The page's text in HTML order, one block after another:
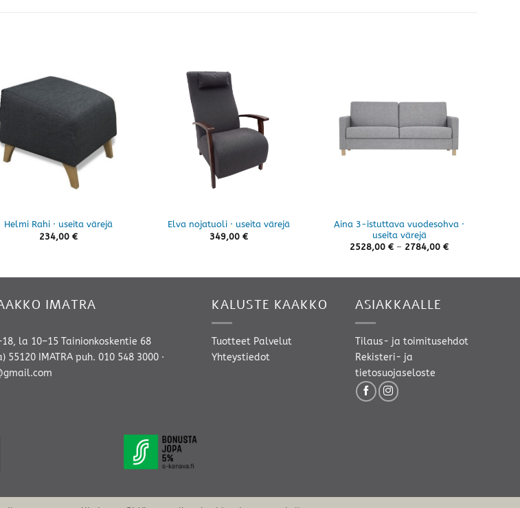
Helmi Rahi · useita värejä
234,00 €
Elva nojatuoli · useita värejä
349,00 €
Aina 3-istuttava vuodesohva ·
useita värejä
2528,00 € – 2784,00 €Hintaluokka:
IMATRA
la 10–15 Tainionkoskentie 68
55120 IMATRA puh. 010 548 3000·
KALUSTE KAAKKO
Tuotteet Palvelut
Yhteystiedot
ASIAKKAALLE
Tilaus- ja toimitusehdot
Rekisteri- ja
tietosuojaseloste